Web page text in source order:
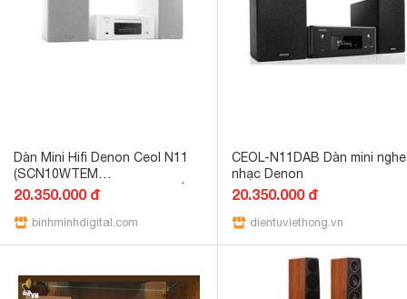
Dàn Mini Hifi Denon Ceol N11
(SCN10WTEM
+CD,RCDN11DABWTE2) (Trắng)
20.350.000 đ
binhminhdigital.com
CEOL-N11DAB Dàn mini nghe
nhạc Denon
20.350.000 đ
dientuviethong.vn